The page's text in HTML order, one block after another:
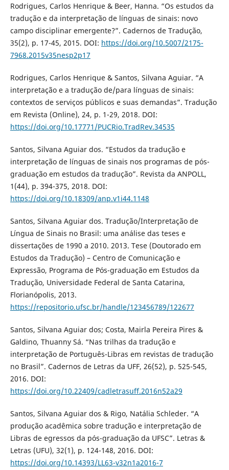
Rodrigues, Carlos Henrique & Beer, Hanna. “Os estudos da
tradução e da interpretação de línguas de sinais: novo
campo disciplinar emergente?”. Cadernos de Tradução,
35(2), p. 17-45, 2015. DOI: https://doi.org/10.5007/2175-
7968.2015v35nesp2p17
Rodrigues, Carlos Henrique & Santos, Silvana Aguiar. “A
interpretação e a tradução de/para línguas de sinais:
contextos de serviços públicos e suas demandas”. Tradução
em Revista (Online), 24, p. 1-29, 2018. DOI:
https://doi.org/10.17771/PUCRio.TradRev.34535
Santos, Silvana Aguiar dos. “Estudos da tradução e
interpretação de línguas de sinais nos programas de pós-
graduação em estudos da tradução”. Revista da ANPOLL,
1(44), p. 394-375, 2018. DOI:
https://doi.org/10.18309/anp.v1i44.1148
Santos, Silvana Aguiar dos. Tradução/Interpretação de
Língua de Sinais no Brasil: uma análise das teses e
dissertações de 1990 a 2010. 2013. Tese (Doutorado em
Estudos da Tradução) – Centro de Comunicação e
Expressão, Programa de Pós-graduação em Estudos da
Tradução, Universidade Federal de Santa Catarina,
Florianópolis, 2013.
https://repositorio.ufsc.br/handle/123456789/122677
Santos, Silvana Aguiar dos; Costa, Mairla Pereira Pires &
Galdino, Thuanny Sá. “Nas trilhas da tradução e
interpretação de Português-Libras em revistas de tradução
no Brasil”. Cadernos de Letras da UFF, 26(52), p. 525-545,
2016. DOI:
https://doi.org/10.22409/cadletrasuff.2016n52a29
Santos, Silvana Aguiar dos & Rigo, Natália Schleder. “A
produção acadêmica sobre tradução e interpretação de
Libras de egressos da pós-graduação da UFSC”. Letras &
Letras (UFU), 32(1), p. 124-148, 2016. DOI:
https://doi.org/10.14393/LL63-v32n1a2016-7